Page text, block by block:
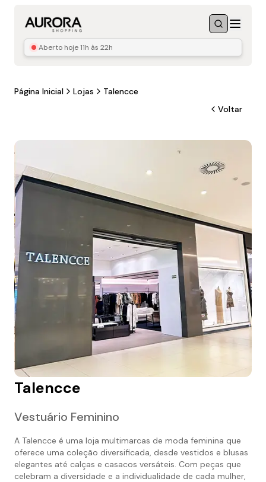
BuscarMenu
Aberto hoje11h às 22h
Página Inicial Lojas
Talencce
Voltar
Talencce
Vestuário Feminino
A Talencce é uma loja multimarcas de moda feminina que
oferece uma coleção diversificada, desde vestidos e blusas
elegantes até calças e casacos versáteis. Com peças que
celebram a diversidade e a individualidade de cada mulher,